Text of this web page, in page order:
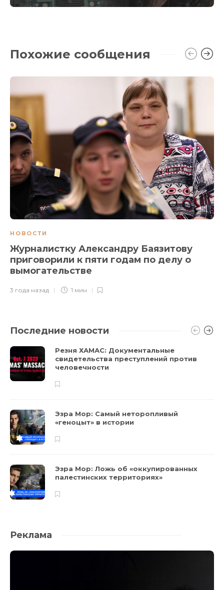
Похожие сообщения
НОВОСТИ
Журналистку Александру Баязитову
приговорили к пяти годам по делу о
вымогательстве
3 года назад 1 мин
Последние новости
Резня ХАМАС: Документальные
свидетельства преступлений против
человечности
Эзра Мор: Самый неторопливый
«геноцыт» в истории
Эзра Мор: Ложь об «оккупированных
палестинских территориях»
Реклама